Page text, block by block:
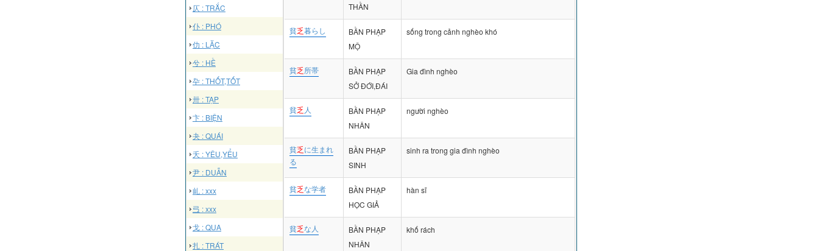
仄 : TRẮC
仆 : PHÓ
仂 : LẶC
兮 : HỀ
卆 : THỐT,TỐT
卅 : TẠP
卞 : BIỆN
夬 : QUÁI
夭 : YÊU,YỂU
尹 : DUẪN
乢 : xxx
弖 : xxx
戈 : QUA
扎 : TRÁT
THẦN
貧乏暮らし
BẦN PHẠP
MỘ
sống trong cảnh nghèo khó
貧乏所帯
BẦN PHẠP
SỞ ĐỚI,ĐÁI
Gia đình nghèo
貧乏 人
BẦN PHẠP
NHÂN
người nghèo
貧乏に生まれ
る
BẦN PHẠP
SINH
sinh ra trong gia đình nghèo
貧乏な学者
BẦN PHẠP
HỌC GIẢ
hàn sĩ
貧乏な人
BẦN PHẠP
NHÂN
khố rách